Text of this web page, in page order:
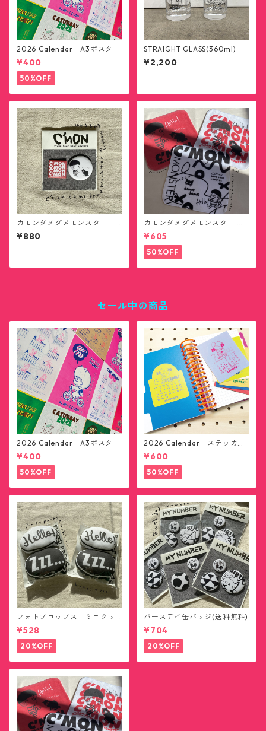
2026 Calendar A3ポスター
¥400
50%OFF
STRAIGHT GLASS(360ml)
¥2,200
カモンダメダメモンスター
缶バッジ
¥880
カモンダメダメモンスター ハ
ンカチタオル(送料無料)
¥605
50%OFF
セール中の商品
2026 Calendar A3ポスター
¥400
50%OFF
2026 Calendar ステッカー1
2枚セット(送料無料)
¥600
50%OFF
フォトプロップス ミニクッ
ション(送料無料)
¥528
20%OFF
バースデイ缶バッジ(送料無料)
¥704
20%OFF